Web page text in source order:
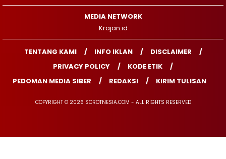
MEDIA NETWORK
Krajan.id
TENTANG KAMI INFO IKLAN
DISCLAIMER
PRIVACY POLICY
KODE ETIK
PEDOMAN MEDIA SIBER
REDAKSI KIRIM TULISAN
COPYRIGHT © 2026 SOROTNESIA.COM - ALL RIGHTS RESERVED